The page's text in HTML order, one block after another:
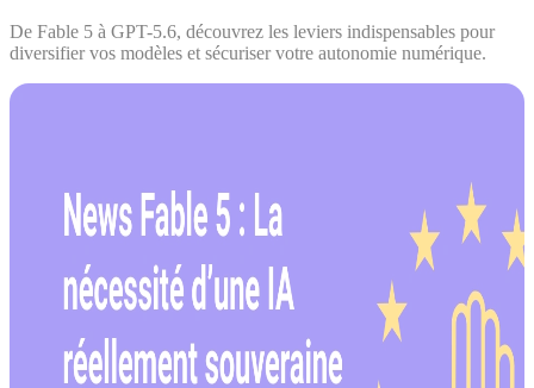
De Fable 5 à GPT-5.6, découvrez les leviers indispensables pour
diversifier vos modèles et sécuriser votre autonomie numérique.